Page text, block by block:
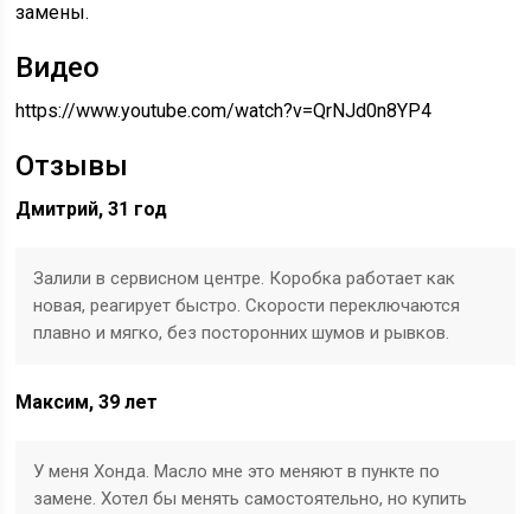
замены.
Видео
https://www.youtube.com/watch?v=QrNJd0n8YP4
Отзывы
Дмитрий, 31 год
Залили в сервисном центре. Коробка работает как
новая, реагирует быстро. Скорости переключаются
плавно и мягко, без посторонних шумов и рывков.
Максим, 39 лет
У меня Хонда. Масло мне это меняют в пункте по
замене. Хотел бы менять самостоятельно, но купить